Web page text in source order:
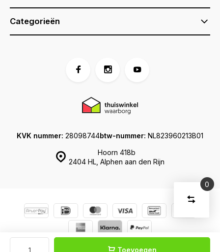
Toevoegen
Categorieën
Hoorn 418b
2404 HL, Alphen aan den Rijn
KVK nummer: 28098744btw-nummer: NL823960213B01
0
Vergelijk
Verwijder
U
Start